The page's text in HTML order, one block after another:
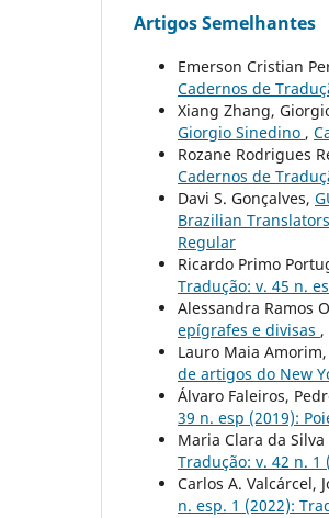
Artigos Semelhantes
Emerson Cristian
Cadernos de
Xiang Zhang,
Giorgio Sinedino ,
Rozane Rodrigues
Cadernos de
Davi S. Gonçalves,
Brazilian
Regular
Ricardo Primo
Tradução: v. 45 n.
Alessandra Ramos
epígrafes e divisas ,
Lauro Maia
de artigos do New
Álvaro Faleiros,
39 n. esp (2019):
Maria Clara da
Tradução: v. 42 n. 1
Carlos A. Valcárcel,
n. esp. 1 (2022):